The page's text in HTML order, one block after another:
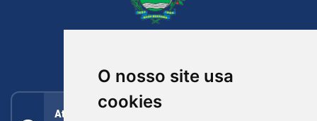
O nosso site usa
cookies
Atendimento